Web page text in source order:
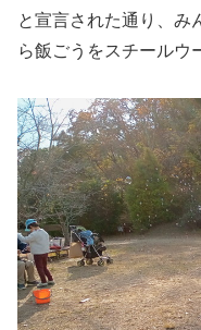
と宣言された通り、み
ら飯ごうをスチールウ